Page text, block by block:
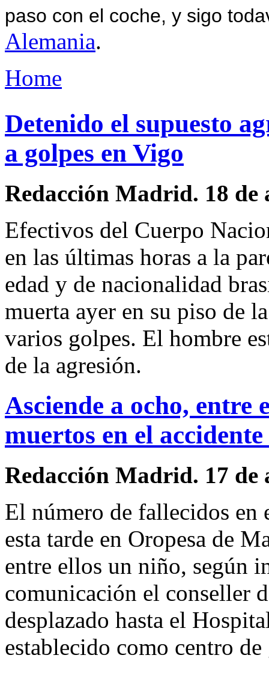
paso con el coche, y sigo
Alemania.
Home
Detenido el supuesto
a golpes en Vigo
Redacción Madrid. 18 de
Efectivos del Cuerpo
en las últimas horas a la
edad y de nacionalidad
muerta ayer en su piso de
varios golpes. El hombre
de la agresión.
Asciende a ocho, entre
muertos en el
Redacción Madrid. 17 de
El número de fallecidos en
esta tarde en Oropesa de
entre ellos un niño, según
comunicación el conseller
desplazado hasta el
establecido como centro